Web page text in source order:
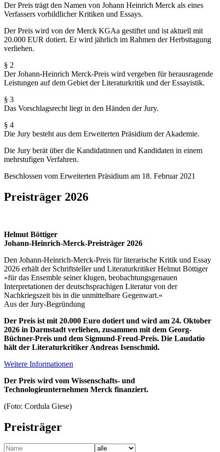
Der Preis trägt den Namen von Johann Heinrich Merck als eines
Verfassers vorbildlicher Kritiken und Essays.
Der Preis wird von der Merck KGAa gestiftet und ist aktuell mit
20.000 EUR dotiert. Er wird jährlich im Rahmen der Herbsttagung
verliehen.
§ 2
Der Johann-Heinrich Merck-Preis wird vergeben für herausragende
Leistungen auf dem Gebiet der Literaturkritik und der Essayistik.
§ 3
Das Vorschlagsrecht liegt in den Händen der Jury.
§ 4
Die Jury besteht aus dem Erweiterten Präsidium der Akademie.
Die Jury berät über die Kandidatinnen und Kandidaten in einem
mehrstufigen Verfahren.
Beschlossen vom Erweiterten Präsidium am 18. Februar 2021
Preisträger 2026
Helmut Böttiger
Johann-Heinrich-Merck-Preisträger 2026
Den Johann-Heinrich-Merck-Preis für literarische Kritik und Essay
2026 erhält der Schriftsteller und Literaturkritiker Helmut Böttiger
»für das Ensemble seiner klugen, beobachtungsgenauen
Interpretationen der deutschsprachigen Literatur von der
Nachkriegszeit bis in die unmittelbare Gegenwart.«
Aus der Jury-Begründung
Der Preis ist mit 20.000 Euro dotiert und wird am 24. Oktober
2026 in Darmstadt verliehen, zusammen mit dem Georg-
Büchner-Preis und dem Sigmund-Freud-Preis. Die Laudatio
hält der Literaturkritiker Andreas Isenschmid.
Weitere Informationen
Der Preis wird vom Wissenschafts- und
Technologieunternehmen Merck finanziert.
(Foto: Cordula Giese)
Preisträger